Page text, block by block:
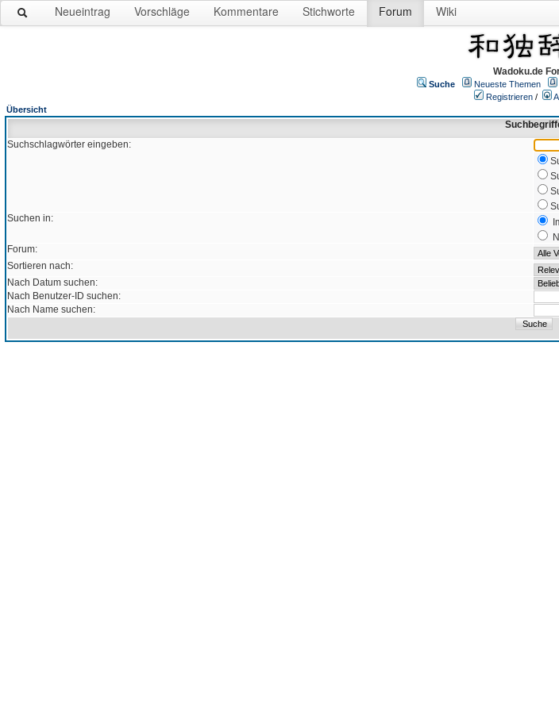
Neueintrag Vorschläge Kommentare Stichworte Forum Wiki
Wadoku.de
Suche Neueste Themen
Registrieren /
Übersicht
Suchschlagwörter eingeben:
Suchen in:
Forum:
Sortieren nach:
Nach Datum suchen:
Nach Benutzer-ID suchen:
Nach Name suchen: